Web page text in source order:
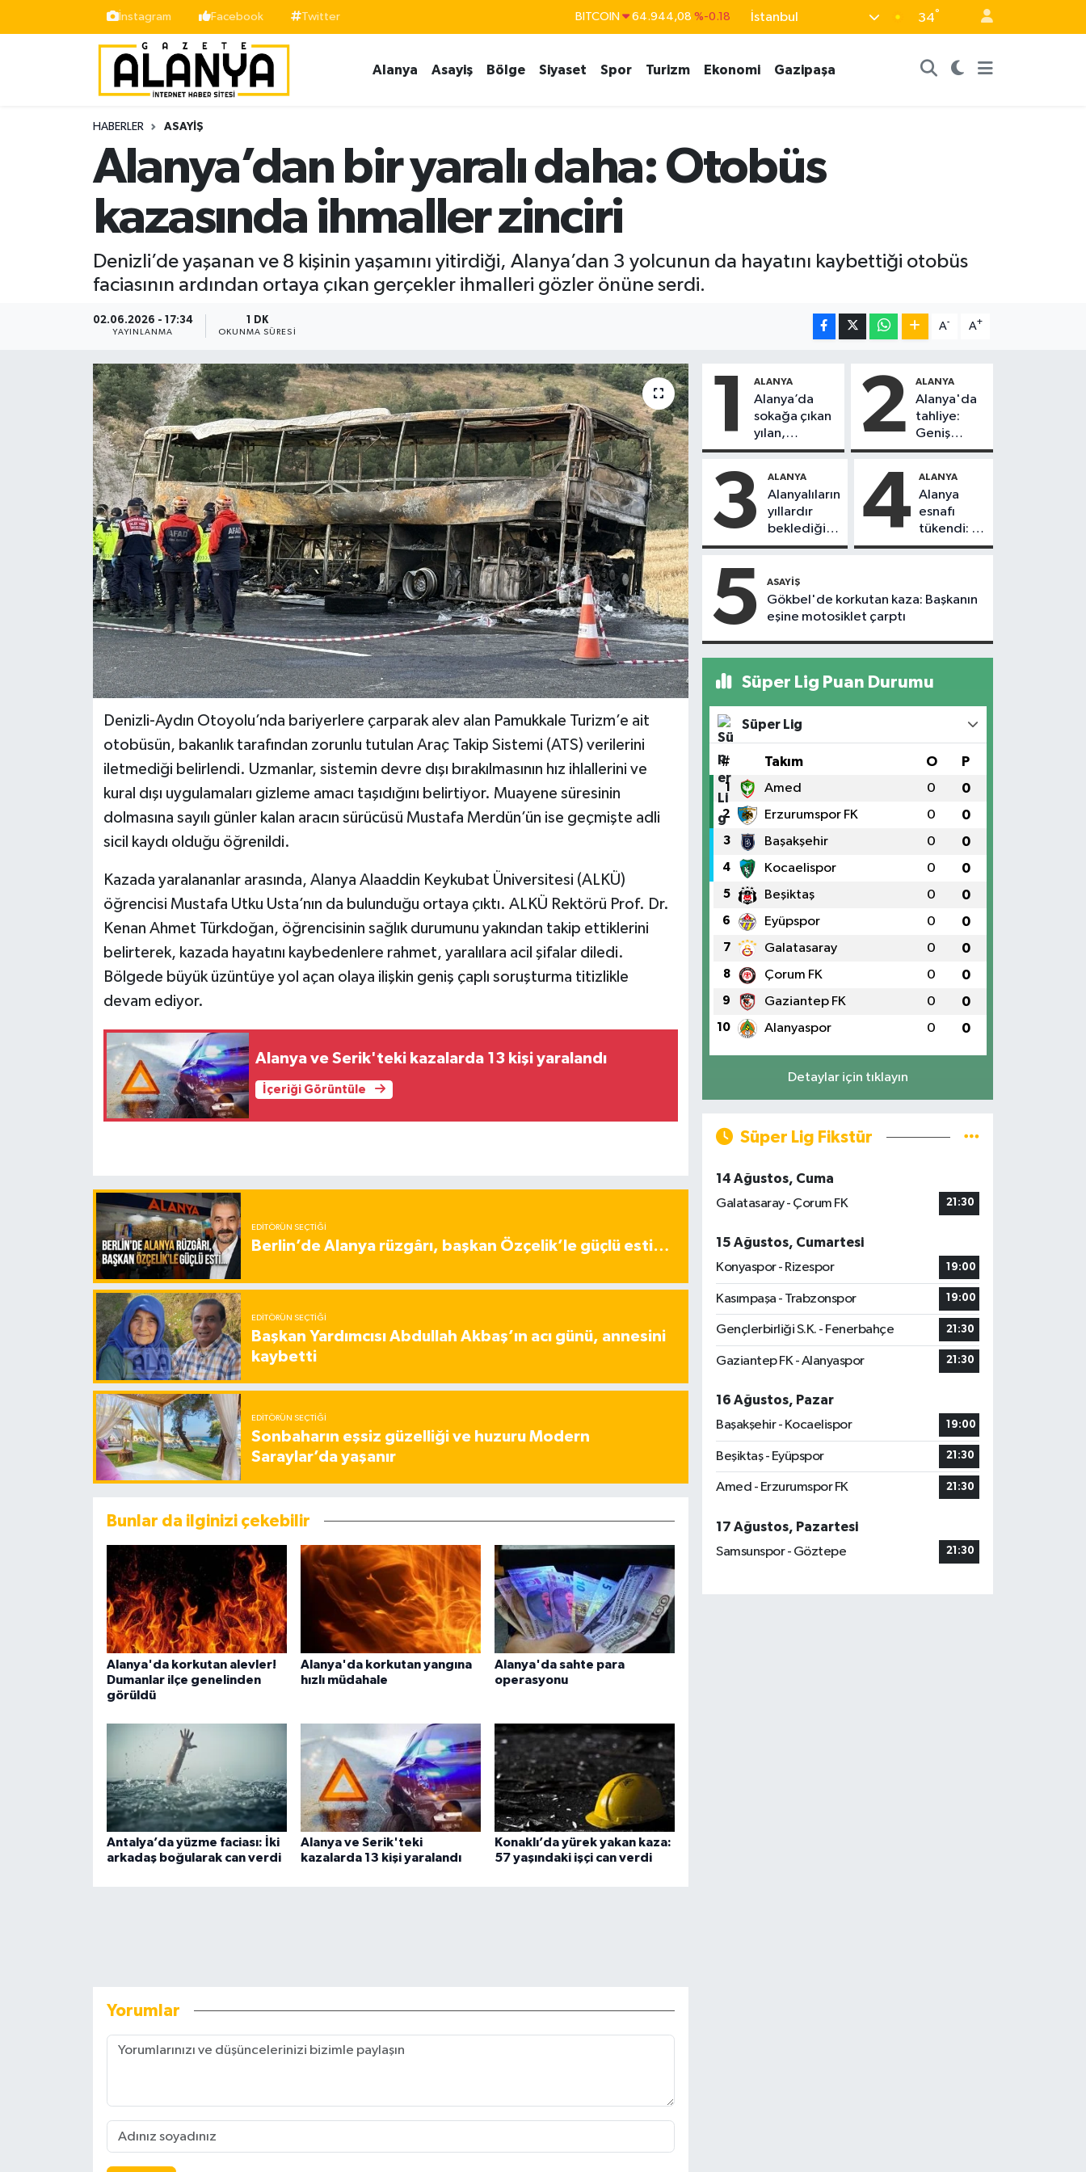
İnstagram Facebook Twitter
DOLAR 47,7436 %0.18
55,2510 %0.32
13.779 %-14
İstanbul 34°
Alanya Asayiş Bölge Siyaset Spor Turizm Ekonomi Gazipaşa
HABERLER ASAYIŞ
Alanya’dan bir yaralı daha: Otobüs
kazasında ihmaller zinciri
Denizli’de yaşanan ve 8 kişinin yaşamını yitirdiği, Alanya’dan 3 yolcunun da hayatını kaybettiği otobüs
faciasının ardından ortaya çıkan gerçekler ihmalleri gözler önüne serdi.
02.06.2026 - 17:34
YAYINLANMA
1 DK
OKUNMA SÜRESI
A- A+
Denizli-Aydın Otoyolu’nda bariyerlere çarparak alev alan Pamukkale Turizm’e ait
otobüsün, bakanlık tarafından zorunlu tutulan Araç Takip Sistemi (ATS) verilerini
iletmediği belirlendi. Uzmanlar, sistemin devre dışı bırakılmasının hız ihlallerini ve
kural dışı uygulamaları gizleme amacı taşıdığını belirtiyor. Muayene süresinin
dolmasına sayılı günler kalan aracın sürücüsü Mustafa Merdün’ün ise geçmişte adli
sicil kaydı olduğu öğrenildi.
Kazada yaralananlar arasında, Alanya Alaaddin Keykubat Üniversitesi (ALKÜ)
öğrencisi Mustafa Utku Usta’nın da bulunduğu ortaya çıktı. ALKÜ Rektörü Prof. Dr.
Kenan Ahmet Türkdoğan, öğrencisinin sağlık durumunu yakından takip ettiklerini
belirterek, kazada hayatını kaybedenlere rahmet, yaralılara acil şifalar diledi.
Bölgede büyük üzüntüye yol açan olaya ilişkin geniş çaplı soruşturma titizlikle
devam ediyor.
Alanya ve Serik'teki kazalarda 13 kişi yaralandı
İçeriği Görüntüle
EDITÖRÜN SEÇTIĞI
Berlin’de Alanya rüzgârı, başkan Özçelik’le güçlü esti…
EDITÖRÜN SEÇTIĞI
Başkan Yardımcısı Abdullah Akbaş’ın acı günü, annesini
kaybetti
EDITÖRÜN SEÇTIĞI
Sonbaharın eşsiz güzelliği ve huzuru Modern
Saraylar’da yaşanır
Bunlar da ilginizi çekebilir
Alanya'da korkutan alevler!
Dumanlar ilçe genelinden
görüldü
Alanya'da korkutan yangına
hızlı müdahale
Alanya'da sahte para
operasyonu
Antalya’da yüzme faciası: İki
arkadaş boğularak can verdi
Alanya ve Serik'teki
kazalarda 13 kişi yaralandı
Konaklı’da yürek yakan kaza:
57 yaşındaki işçi can verdi
Yorumlar
1 ALANYA
Alanya’da
sokağa çıkan
yılan,
vatandaşı
2 ALANYA
Alanya'da
tahliye:
Geniş
güvenlik
alındı
3 ALANYA
Alanyalıların
yıllardır
beklediği
yol askıdan
4 ALANYA
Alanya
esnafı
tükendi: 1
ayda 150
5 ASAYIŞ
Gökbel'de korkutan kaza: Başkanın
eşine motosiklet çarptı
Süper Lig Puan Durumu
Süper Lig
# Takım O P
1 Amed 0 0
2 Erzurumspor FK 0 0
3 Başakşehir 0 0
4 Kocaelispor 0 0
5 Beşiktaş 0 0
6 Eyüpspor 0 0
7 Galatasaray 0 0
8 Çorum FK 0 0
9 Gaziantep FK 0 0
10 Alanyaspor 0 0
Detaylar için tıklayın
Süper Lig Fikstür
14 Ağustos, Cuma
Galatasaray - Çorum FK
21:30
15 Ağustos, Cumartesi
Konyaspor - Rizespor
19:00
Kasımpaşa - Trabzonspor 19:00
Gençlerbirliği S.K. - Fenerbahçe 21:30
Gaziantep FK - Alanyaspor 21:30
16 Ağustos, Pazar
Başakşehir - Kocaelispor
19:00
Beşiktaş - Eyüpspor 21:30
Amed - Erzurumspor FK 21:30
17 Ağustos, Pazartesi
Samsunspor - Göztepe
21:30
Siyaset
İstanbul Nöbetçi Eczaneler
İstanbul Hava Durumu
Süper Lig Puan Durumu ve Fikstür
Tüm Manşetler
Son Dakika Haberleri